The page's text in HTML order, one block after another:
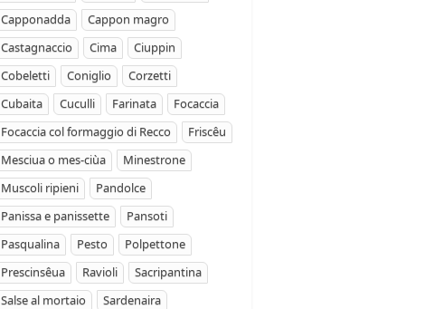
Capponadda
Cappon magro
Castagnaccio
Cima
Ciuppin
Cobeletti
Coniglio
Corzetti
Cubaita
Cuculli Farinata
Focaccia
Focaccia col formaggio di Recco
Friscêu
Mesciua o mes-ciùa
Minestrone
Muscoli ripieni
Pandolce
Panissa e panissette
Pansoti
Pasqualina
Pesto
Polpettone
Prescinsêua
Ravioli
Sacripantina
Salse al mortaio
Sardenaira